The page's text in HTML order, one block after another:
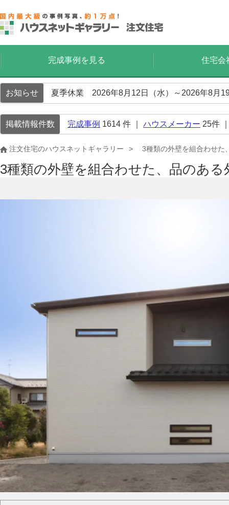
完成事例を見る 住宅会
お知らせ 夏季休業 2026年8月12日（水）～2026年8月
掲載情報件数 完成事例 1614 件 ｜ ハウスメーカー 25件
注文住宅のハウスネットギャラリー 3種類の外壁を組合わせた
3種類の外壁を組合わせた、品のあ